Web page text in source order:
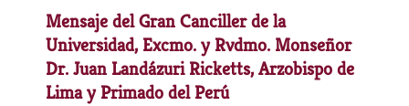
Mensaje del Gran Canciller de la
Universidad, Excmo. y Rvdmo. Monseñor
Dr. Juan Landázuri Ricketts, Arzobispo de
Lima y Primado del Perú